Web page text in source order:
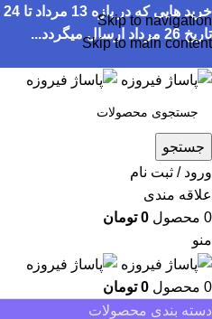
Skip to navigation
Skip to main content
تاریخ 26 مرداد ارسال میگردد...
جستجو
ورود / ثبت نام
علاقه مندی
0 محصول 0 تومان
منو
0 محصول 0 تومان
دسته بندی محصولات